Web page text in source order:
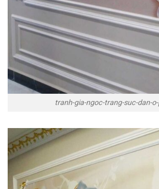
tranh-gia-ngoc-trang-suc-dan-